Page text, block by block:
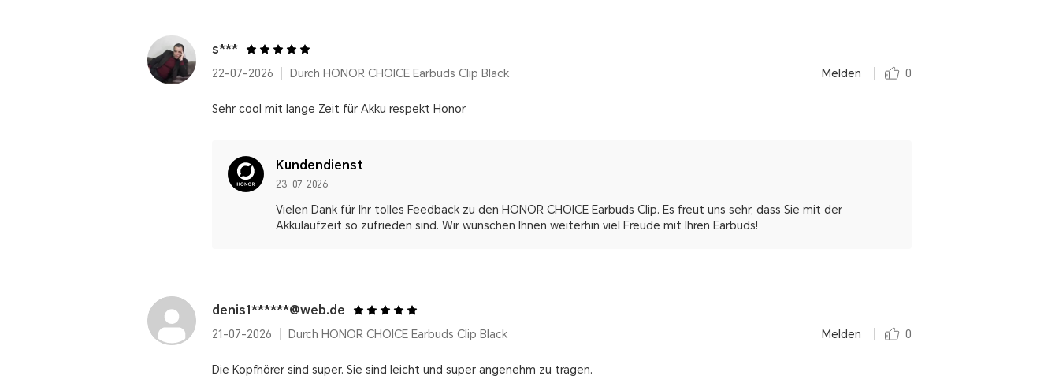
s***
22-07-2026 Durch HONOR CHOICE Earbuds Clip Black Melden 0
Sehr cool mit lange Zeit für Akku respekt Honor
Kundendienst
23-07-2026
Vielen Dank für Ihr tolles Feedback zu den HONOR CHOICE Earbuds Clip. Es freut uns sehr, dass Sie mit der
Akkulaufzeit so zufrieden sind. Wir wünschen Ihnen weiterhin viel Freude mit Ihren Earbuds!
denis1******@web.de
21-07-2026 Durch HONOR CHOICE Earbuds Clip Black Melden 0
Die Kopfhörer sind super. Sie sind leicht und super angenehm zu tragen.